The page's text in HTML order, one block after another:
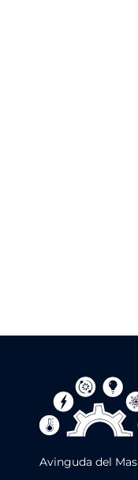
Avinguda del Mas